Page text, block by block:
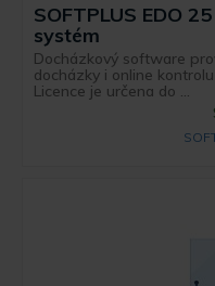
SOFTPLUS EDO
systém
Docházkový software
docházky i online
Licence je určena do ...